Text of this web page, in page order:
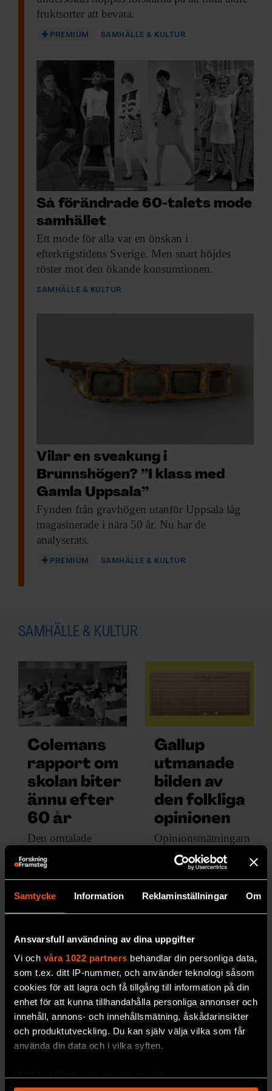
Samtycke Information Reklaminställningar Om
Ansvarsfull användning av dina uppgifter
Vi och våra 1022 partners behandlar din personliga data,
som t.ex. ditt IP-nummer, och använder teknologi såsom
cookies för att lagra och få tillgång till information på din
enhet för att kunna tillhandahålla personliga annonser och
innehåll, annons- och innehållsmätning, åskådarinsikter
och produktutveckling. Du kan själv välja vilka som får
använda din data och i vilka syften.
fruktsorter att bevara.
PREMIUM SAMHÄLLE & KULTUR
Så förändrade 60-talets mode
samhället
Ett mode för alla var en önskan i
efterkrigstidens Sverige. Men snart höjdes
röster mot den ökande konsumtionen.
SAMHÄLLE & KULTUR
Vilar en sveakung i
Brunnshögen? ”I klass med
Gamla Uppsala”
Fynden från gravhögen utanför Uppsala låg
magasinerade i nära 50 år. Nu har de
analyserats.
PREMIUM SAMHÄLLE & KULTUR
SAMHÄLLE & KULTUR
Colemans
rapport om
skolan biter
ännu efter
60 år
Den omtalade
Colemanrapporten
gav obekväma svar
om
skolsegregationens
orsaker. 60 år efter
fortfarande avtryck i
debatten.
Gallup
utmanade
bilden av
den folkliga
opinionen
Opinionsmätningarn
as ankomst till
Sverige på 1940-talet
gav hopp om
starkare demokrati –
men mötte också